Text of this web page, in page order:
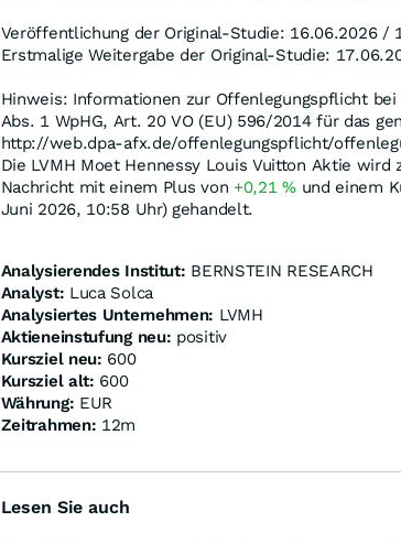
Veröffentlichung der Original-Studie: 16.06.2026 /
Erstmalige Weitergabe der Original-Studie:
Hinweis: Informationen zur Offenlegungspflicht
Abs. 1 WpHG, Art. 20 VO (EU) 596/2014 für das
http://web.dpa-afx.de/offenlegungspflicht/
Die LVMH Moet Hennessy Louis Vuitton Aktie
Nachricht mit einem Plus von +0,21%und einem
Juni 2026, 10:58 Uhr) gehandelt.
Analysierendes Institut: BERNSTEIN RESEARCH
Analyst: Luca Solca
Analysiertes Unternehmen: LVMH
Aktieneinstufung neu: positiv
Kursziel neu: 600
Kursziel alt: 600
Währung: EUR
Zeitrahmen: 12m
Lesen Sie auch